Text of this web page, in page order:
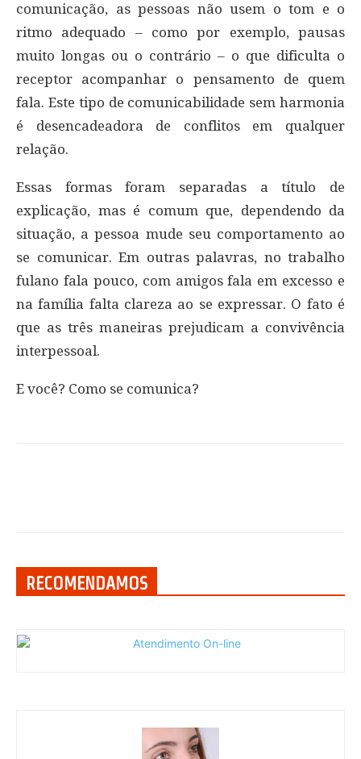
comunicação, as pessoas não usem o tom e o
ritmo adequado – como por exemplo, pausas
muito longas ou o contrário – o que dificulta o
receptor acompanhar o pensamento de quem
fala. Este tipo de comunicabilidade sem harmonia
é desencadeadora de conflitos em qualquer
relação.
Essas formas foram separadas a título de
explicação, mas é comum que, dependendo da
situação, a pessoa mude seu comportamento ao
se comunicar. Em outras palavras, no trabalho
fulano fala pouco, com amigos fala em excesso e
na família falta clareza ao se expressar. O fato é
que as três maneiras prejudicam a convivência
interpessoal.
E você? Como se comunica?
RECOMENDAMOS